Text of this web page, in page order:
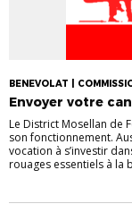
BENEVOLAT |
Envoyer votre
Le District Mosellan de
son fonctionnement.
vocation à s’investir
rouages essentiels à la